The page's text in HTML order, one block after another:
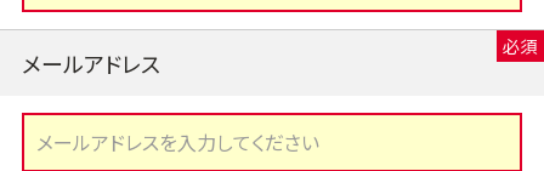
メールアドレス